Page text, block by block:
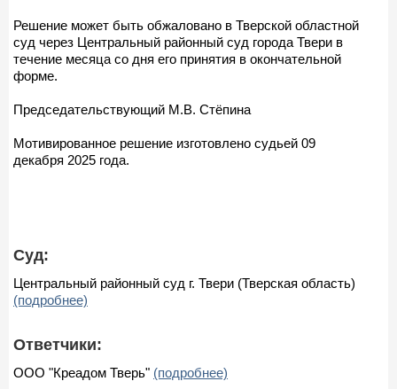
Решение может быть обжаловано в Тверской областной
суд через Центральный районный суд города Твери в
течение месяца со дня его принятия в окончательной
форме.
Председательствующий М.В. Стёпина
Мотивированное решение изготовлено судьей 09
декабря 2025 года.
Суд:
Центральный районный суд г. Твери (Тверская область)
(подробнее)
Ответчики:
ООО "Креадом Тверь" (подробнее)